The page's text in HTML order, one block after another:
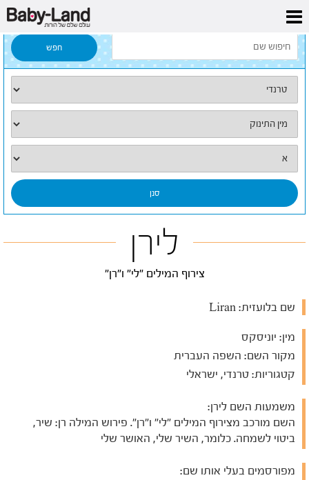
דף הבית
לירן
צירוף המילים "לי" ו"רן"
שם בלועזית:
מין: יוניסקס
מקור השם: השפה העברית
קטגוריות: טרנדי, ישראלי
משמעות השם לירן:
השם מורכב מצירוף המילים "לי" ו"רן". פירוש המילה רן: שיר,
ביטוי לשמחה. כלומר, השיר שלי, האושר שלי
מפורסמים בעלי אותו שם: